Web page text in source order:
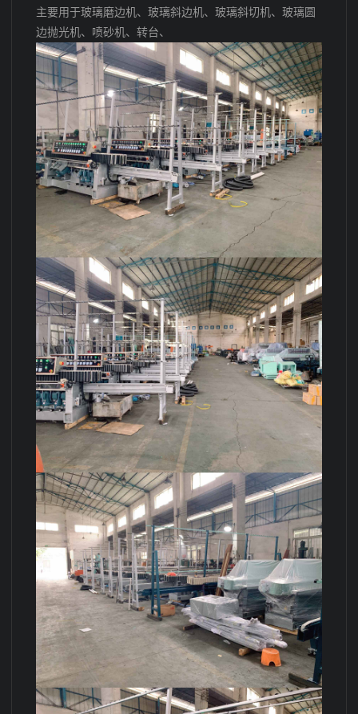
主要用于玻璃磨边机、玻璃斜边机、玻璃斜切机、玻璃圆
边抛光机、喷砂机、转台、